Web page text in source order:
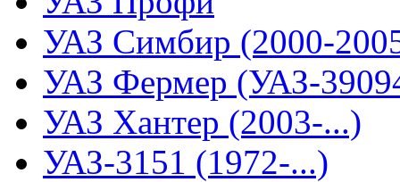
УАЗ Симбир (2000-
УАЗ Фермер (УАЗ-
УАЗ Хантер (2003-...)
УАЗ-3151 (1972-...)